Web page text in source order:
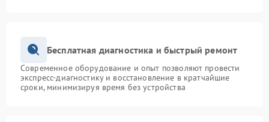
Бесплатная диагностика и быстрый ремонт
Современное оборудование и опыт позволяют провести
экспресс-диагностику и восстановление в кратчайшие
сроки, минимизируя время без устройства